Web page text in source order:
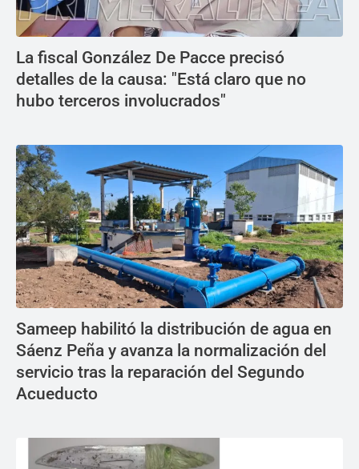
La fiscal González De Pacce precisó
detalles de la causa: "Está claro que no
hubo terceros involucrados"
Sameep habilitó la distribución de agua en
Sáenz Peña y avanza la normalización del
servicio tras la reparación del Segundo
Acueducto